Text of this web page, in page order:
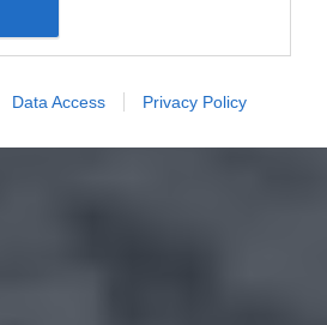
Data Access Privacy Policy